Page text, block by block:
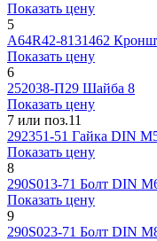
Показать цену
5
A64R42-8131462
Показать цену
6
252038-П29 Шайба 8
Показать цену
7 или поз.11
292351-51 Гайка DIN
Показать цену
8
290S013-71 Болт DIN
Показать цену
9
290S023-71 Болт DIN